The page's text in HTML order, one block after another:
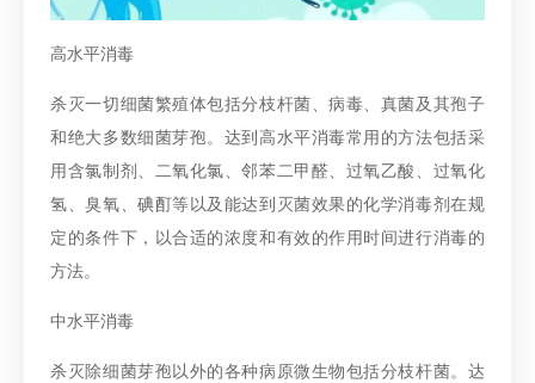
高水平消毒
杀灭一切细菌繁殖体包括分枝杆菌、病毒、真菌及其孢子
和绝大多数细菌芽孢。达到高水平消毒常用的方法包括采
用含氯制剂、二氧化氯、邻苯二甲醛、过氧乙酸、过氧化
氢、臭氧、碘酊等以及能达到灭菌效果的化学消毒剂在规
定的条件下，以合适的浓度和有效的作用时间进行消毒的
方法。
中水平消毒
杀灭除细菌芽孢以外的各种病原微生物包括分枝杆菌。达